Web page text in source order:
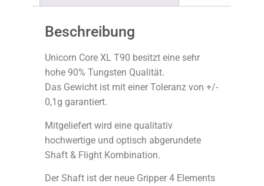
Beschreibung
Unicorn Core XL T90 besitzt eine sehr
hohe 90% Tungsten Qualität.
Das Gewicht ist mit einer Toleranz von +/-
0,1g garantiert.
Mitgeliefert wird eine qualitativ
hochwertige und optisch abgerundete
Shaft & Flight Kombination.
Der Shaft ist der neue Gripper 4 Elements